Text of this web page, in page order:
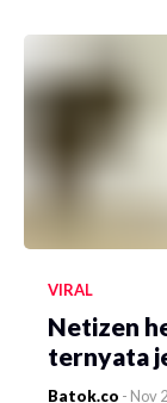
VIRAL
Netizen
ternyata
Batok.co - Nov